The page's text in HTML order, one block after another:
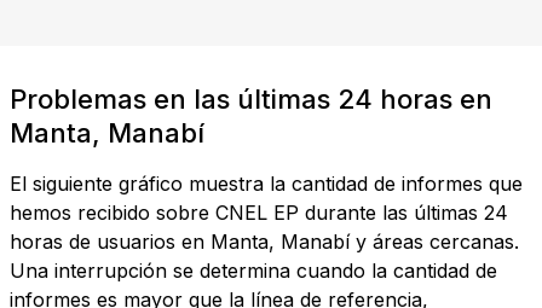
Problemas en las últimas 24 horas en
Manta, Manabí
El siguiente gráfico muestra la cantidad de informes que
hemos recibido sobre CNEL EP durante las últimas 24
horas de usuarios en Manta, Manabí y áreas cercanas.
Una interrupción se determina cuando la cantidad de
informes es mayor que la línea de referencia,